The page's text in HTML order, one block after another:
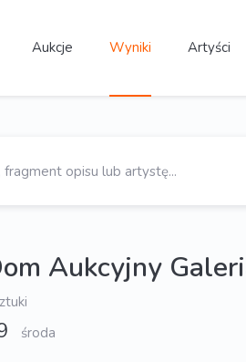
Aukcje Wyniki Artyści
Aukcyjny
środa